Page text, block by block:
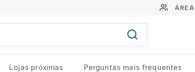
Lojas próximas Perguntas mais frequentes